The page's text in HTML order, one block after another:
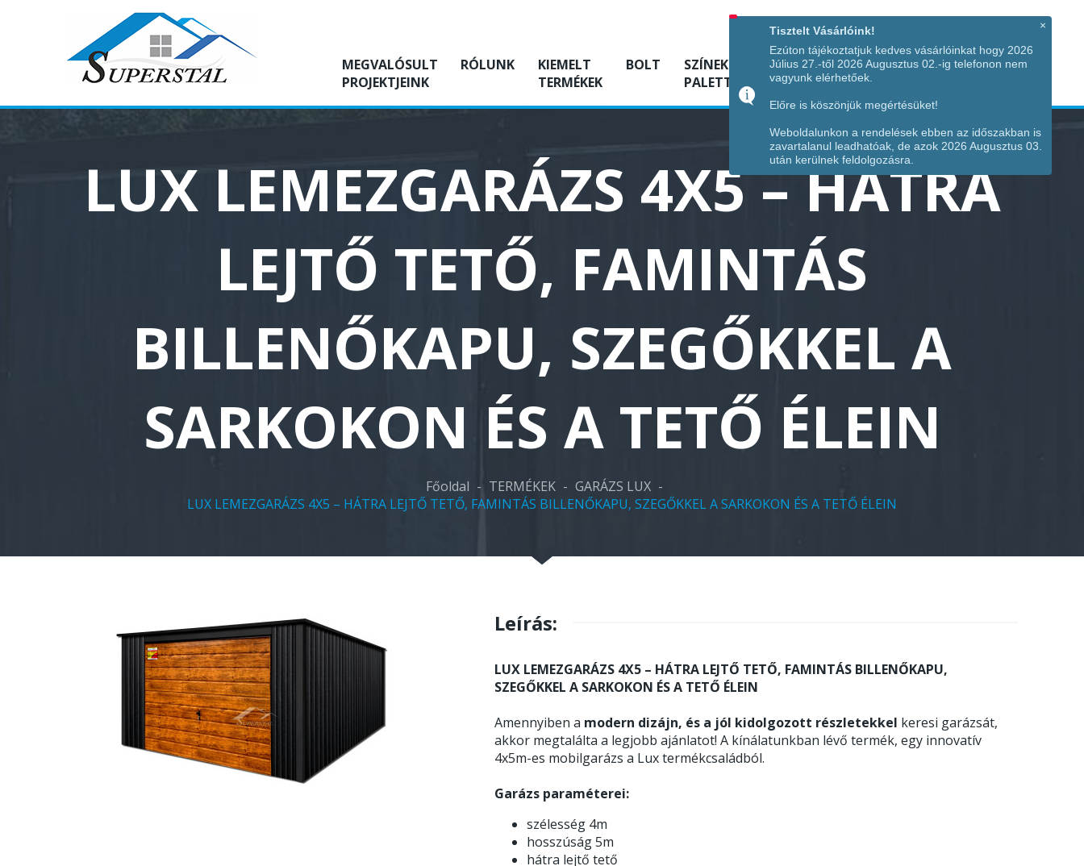
Hívjon minket!
MEGVALÓSULT
PROJEKTJEINK
RÓLUNK
KIEMELT
TERMÉKEK
BOLT
SZÍNEK
PALETTÁJA
KÉPGALÉRIA INFÓ ELÉRHETŐSÉG
LUX LEMEZGARÁZS 4X5 – HÁTRA
LEJTŐ TETŐ, FAMINTÁS
BILLENŐKAPU, SZEGŐKKEL A
SARKOKON ÉS A TETŐ ÉLEIN
Főoldal - TERMÉKEK - GARÁZS LUX -
LUX LEMEZGARÁZS 4X5 – HÁTRA LEJTŐ TETŐ, FAMINTÁS BILLENŐKAPU, SZEGŐKKEL A SARKOKON ÉS A TETŐ ÉLEIN
Leírás:
LUX LEMEZGARÁZS 4X5 – HÁTRA LEJTŐ TETŐ, FAMINTÁS BILLENŐKAPU,
SZEGŐKKEL A SARKOKON ÉS A TETŐ ÉLEIN
Amennyiben a modern dizájn, és a jól kidolgozott részletekkel keresi garázsát,
akkor megtalálta a legjobb ajánlatot! A kínálatunkban lévő termék, egy innovatív
4x5m-es mobilgarázs a Lux termékcsaládból.
Garázs paraméterei:
szélesség 4m
hosszúság 5m
hátra lejtő tető
×
Tisztelt Vásárlóink!
Ezúton tájékoztatjuk kedves vásárlóinkat hogy 2026
Július 27.-től 2026 Augusztus 02.-ig telefonon nem
vagyunk elérhetőek.
Előre is köszönjük megértésüket!
Weboldalunkon a rendelések ebben az időszakban is
zavartalanul leadhatóak, de azok 2026 Augusztus 03.
után kerülnek feldolgozásra.